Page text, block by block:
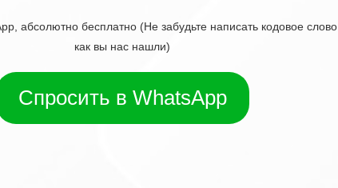
абсолютно бесплатно (Не забудьте написать кодовое слово
как вы нас нашли)
Спросить в WhatsApp